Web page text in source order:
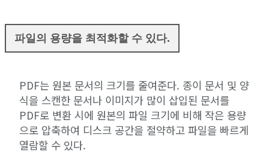
파일의 용량을 최적화할 수 있다.
PDF는 원본 문서의 크기를 줄여준다. 종이 문서 및 양
식을 스캔한 문서나 이미지가 많이 삽입된 문서를
PDF로 변환 시에 원본의 파일 크기에 비해 작은 용량
으로 압축하여 디스크 공간을 절약하고 파일을 빠르게
열람할 수 있다.